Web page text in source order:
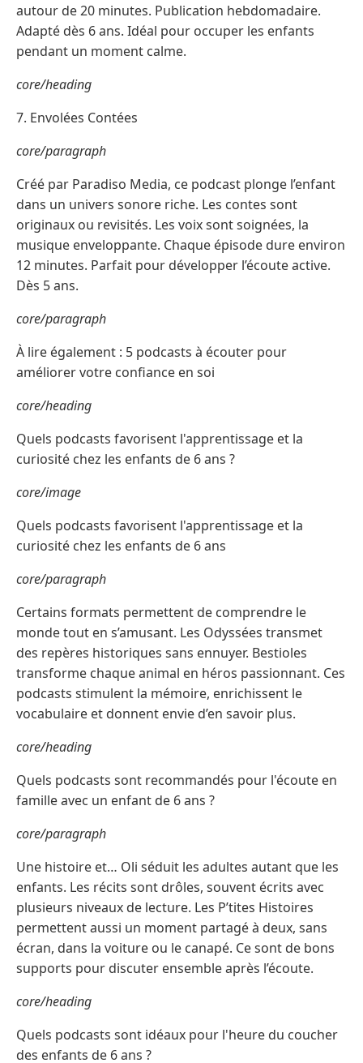
autour de 20 minutes. Publication hebdomadaire.
Adapté dès 6 ans. Idéal pour occuper les enfants
pendant un moment calme.
core/heading
7. Envolées Contées
core/paragraph
Créé par Paradiso Media, ce podcast plonge l’enfant
dans un univers sonore riche. Les contes sont
originaux ou revisités. Les voix sont soignées, la
musique enveloppante. Chaque épisode dure environ
12 minutes. Parfait pour développer l’écoute active.
Dès 5 ans.
core/paragraph
À lire également : 5 podcasts à écouter pour
améliorer votre confiance en soi
core/heading
Quels podcasts favorisent l'apprentissage et la
curiosité chez les enfants de 6 ans ?
core/image
Quels podcasts favorisent l'apprentissage et la
curiosité chez les enfants de 6 ans
core/paragraph
Certains formats permettent de comprendre le
monde tout en s’amusant. Les Odyssées transmet
des repères historiques sans ennuyer. Bestioles
transforme chaque animal en héros passionnant. Ces
podcasts stimulent la mémoire, enrichissent le
vocabulaire et donnent envie d’en savoir plus.
core/heading
Quels podcasts sont recommandés pour l'écoute en
famille avec un enfant de 6 ans ?
core/paragraph
Une histoire et… Oli séduit les adultes autant que les
enfants. Les récits sont drôles, souvent écrits avec
plusieurs niveaux de lecture. Les P’tites Histoires
permettent aussi un moment partagé à deux, sans
écran, dans la voiture ou le canapé. Ce sont de bons
supports pour discuter ensemble après l’écoute.
core/heading
Quels podcasts sont idéaux pour l'heure du coucher
des enfants de 6 ans ?